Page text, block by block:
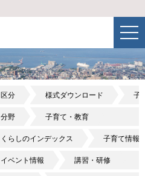
区分 様式ダウンロード 子
分野 子育て・教育
くらしのインデックス 子育て情報
イベント情報 講習・研修